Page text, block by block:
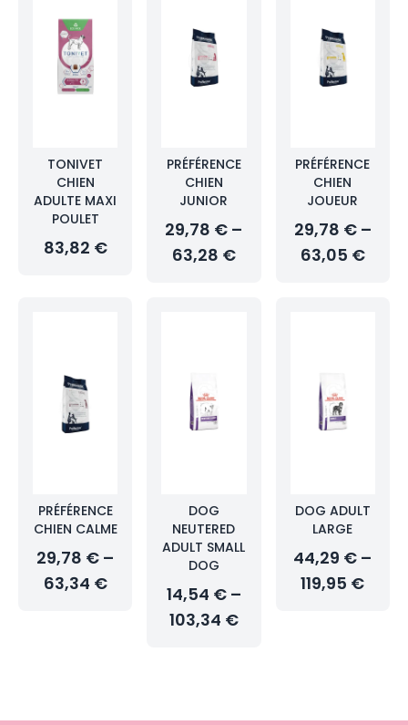
TONIVET
CHIEN
ADULTE MAXI
POULET
83,82 €
PRÉFÉRENCE
CHIEN
JUNIOR
29,78 € –
63,28 €
PRÉFÉRENCE
CHIEN
JOUEUR
29,78 € –
63,05 €
PRÉFÉRENCE
CHIEN CALME
29,78 € –
63,34 €
DOG
NEUTERED
ADULT SMALL
DOG
14,54 € –
103,34 €
DOG ADULT
LARGE
44,29 € –
119,95 €